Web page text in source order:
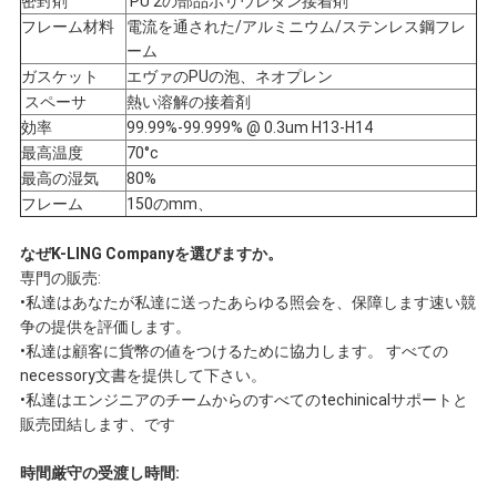
フレーム材料
電流を通された/アルミニウム/ステンレス鋼フレ
ーム
ガスケット
エヴァのPUの泡、ネオプレン
スペーサ
熱い溶解の接着剤
効率
99.99%-99.999% @ 0.3um H13-H14
最高温度
70°c
最高の湿気
80%
フレーム
150のmm、
なぜK-LING Companyを選びますか。
専門の販売:
•私達はあなたが私達に送ったあらゆる照会を、保障します速い競
争の提供を評価します。
•私達は顧客に貨幣の値をつけるために協力します。 すべての
necessory文書を提供して下さい。
•私達はエンジニアのチームからのすべてのtechinicalサポートと
販売団結します、です
時間厳守の受渡し時間: